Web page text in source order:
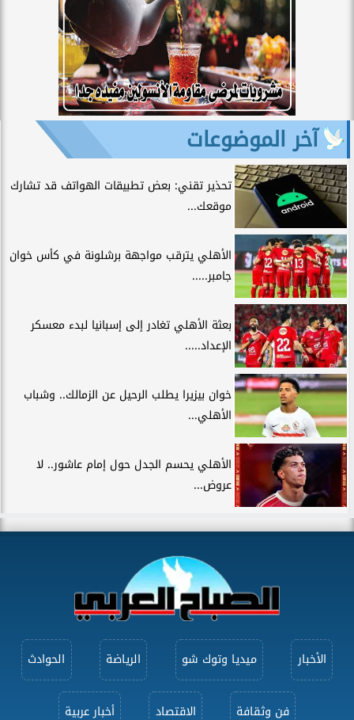
آخر الموضوعات
تحذير تقني: بعض تطبيقات الهواتف قد تشارك
موقعك...
الأهلي يترقب مواجهة برشلونة في كأس خوان
جامبر.....
بعثة الأهلي تغادر إلى إسبانيا لبدء معسكر
الإعداد.....
خوان بيزيرا يطلب الرحيل عن الزمالك.. وشباب
الأهلي...
الأهلي يحسم الجدل حول إمام عاشور.. لا
عروض...
الأخبار ميديا وتوك شو الرياضة الحوادث
فن وثقافة الاقتصاد أخبار عربية